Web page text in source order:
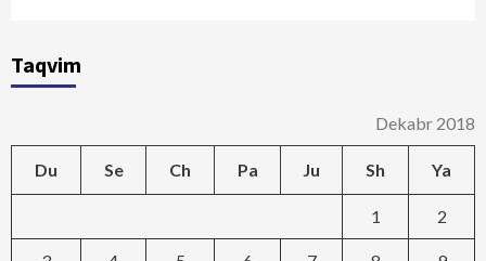
Taqvim
Dekabr 2018
Du Se Ch Pa Ju Sh Ya
1 2